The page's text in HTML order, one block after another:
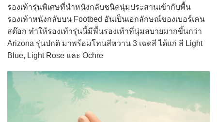
รองเท้ารุ่นพิเศษที่นำหนังกลับชนิดนุ่มประสานเข้ากับพื้น
รองเท้าหนังกลับบน Footbed อันเป็นเอกลักษณ์ของเบอร์เคน
สต๊อก ทำให้รองเท้ารุ่นนี้มีพื้นรองเท้าที่นุ่มสบายมากขึ้นกว่า
Arizona รุ่นปกติ มาพร้อมโทนสีหวาน 3 เฉดสี ได้แก่ สี Light
Blue, Light Rose และ Ochre